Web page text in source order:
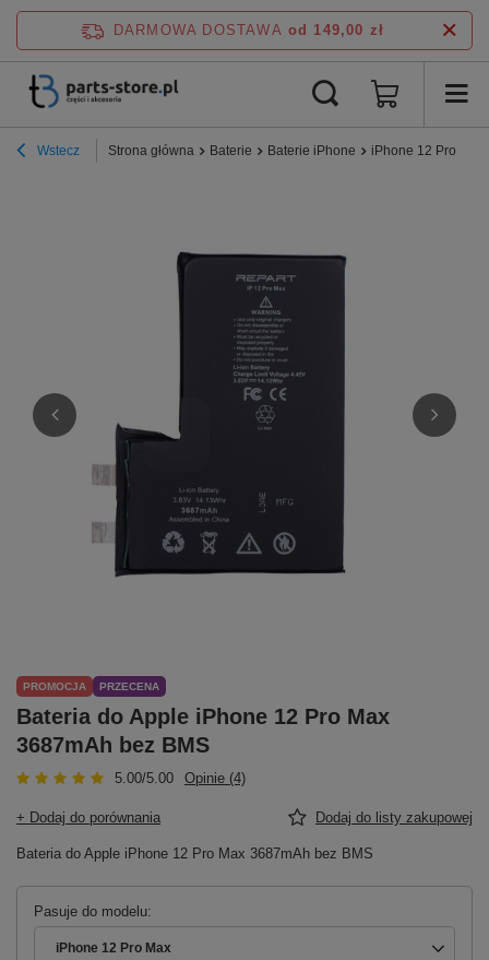
DARMOWA DOSTAWA od 149,00 zł
Wstecz Strona główna Baterie Baterie iPhone iPhone 12 Pro Max
PROMOCJA PRZECENA
Bateria do Apple iPhone 12 Pro Max
3687mAh bez BMS
5.00/5.00 Opinie (4)
+ Dodaj do porównania Dodaj do listy zakupowej
Bateria do Apple iPhone 12 Pro Max 3687mAh bez BMS
Pasuje do modelu
iPhone 12 Pro Max